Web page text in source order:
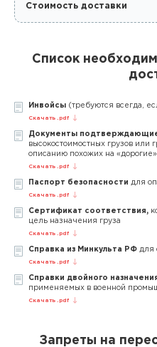
Стоимость доставки
Список
Инвойсы (требуются всегда,
Скачать .pdf
Документы
высокостоимостных грузов или
описанию похожих на
Скачать .pdf
Паспорт безопасности для
Скачать .pdf
Сертификат соответствия,
цель назначения груза
Скачать .pdf
Справка из Минкульта РФ для
Скачать .pdf
Справки двойного
применяемых в военной
Скачать .pdf
Запреты на